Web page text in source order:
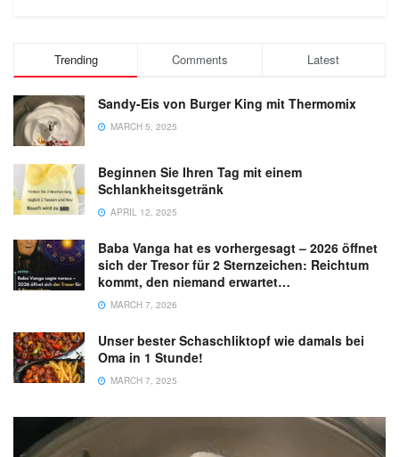
Trending Comments Latest
Sandy-Eis von Burger King mit Thermomix
MARCH 5, 2025
Beginnen Sie Ihren Tag mit einem
Schlankheitsgetränk
APRIL 12, 2025
Baba Vanga hat es vorhergesagt – 2026 öffnet
sich der Tresor für 2 Sternzeichen: Reichtum
kommt, den niemand erwartet…
MARCH 7, 2026
Unser bester Schaschliktopf wie damals bei
Oma in 1 Stunde!
MARCH 7, 2025